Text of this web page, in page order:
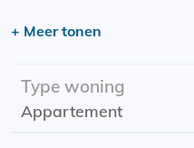
Het appartement is zeer
privébadkamer en een
compleet uitgerust met
vaatwasser – perfect
+ Meer tonen
Type woning
Appartement